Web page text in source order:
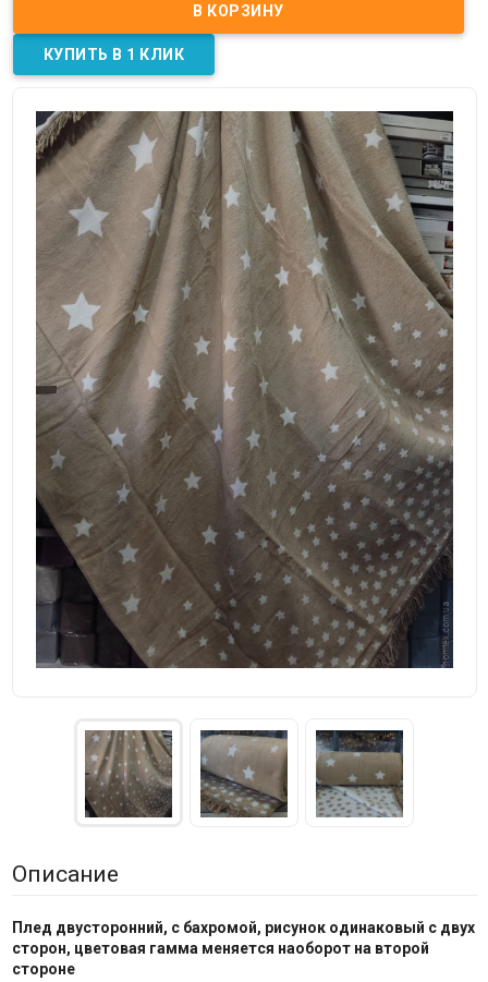
Описание
Плед двусторонний, с бахромой, рисунок одинаковый с двух
сторон, цветовая гамма меняется наоборот на второй
стороне